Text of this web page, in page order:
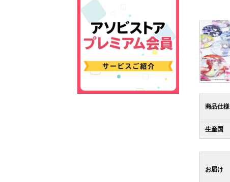
商品仕様
生産国
お届け